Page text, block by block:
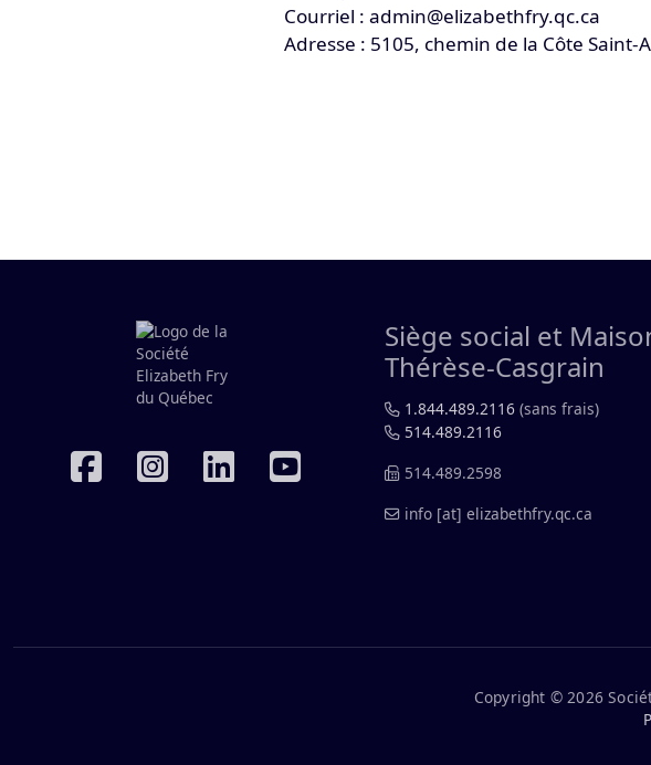
Courriel : admin@elizabethfry.qc.ca
Adresse : 5105, chemin de la Côte
Siège social et
Thérèse-Casgrain
1.844.489.2116 (sans frais)
514.489.2116
514.489.2598
info [at] elizabethfry.qc.ca
Copyright © 2026